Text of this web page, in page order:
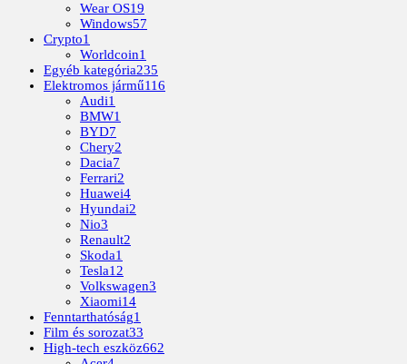
Wear OS19
Windows57
Crypto1
Worldcoin1
Egyéb kategória235
Elektromos jármű116
Audi1
BMW1
BYD7
Chery2
Dacia7
Ferrari2
Huawei4
Hyundai2
Nio3
Renault2
Skoda1
Tesla12
Volkswagen3
Xiaomi14
Fenntarthatóság1
Film és sorozat33
High-tech eszköz662